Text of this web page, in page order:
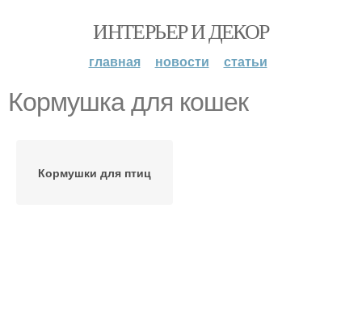
ИНТЕРЬЕР И ДЕКОР
главная новости статьи
Кормушка для кошек
Кормушки для птиц